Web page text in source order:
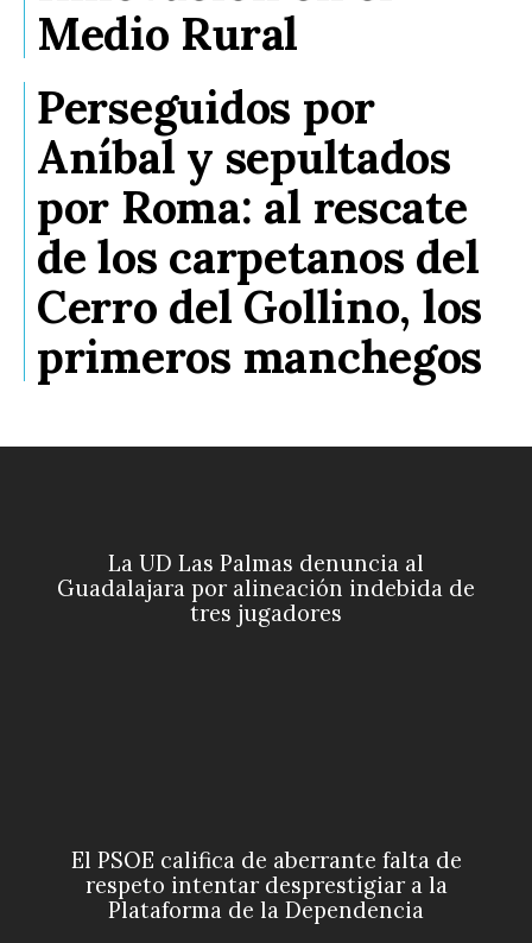
Medio Rural
Perseguidos por
Aníbal y sepultados
por Roma: al rescate
de los carpetanos del
Cerro del Gollino, los
primeros manchegos
La UD Las Palmas denuncia al
Guadalajara por alineación indebida de
tres jugadores
El PSOE califica de aberrante falta de
respeto intentar desprestigiar a la
Plataforma de la Dependencia